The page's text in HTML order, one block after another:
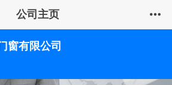
公司主页
窗有限公司